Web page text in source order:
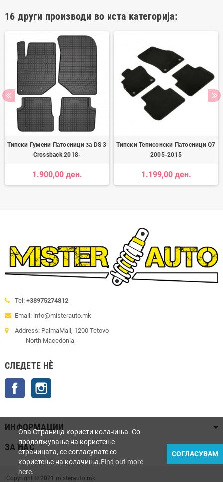
16 други производи во иста категорија:
Типски Гумени Патосници за DS 3
Crossback 2018-
1.900,00 ден.
Типски Теписонски Патосници Q7
2005-2015
1.199,00 ден.
Tel: +38975274812
Email: info@misterauto.mk
Address: PalmaMall, 1200 Tetovo
North Macedonia
СЛЕДЕТЕ НÈ
Facebook
ИНФОРМАЦИИ
ЗА НАС
Copyright © 2021 misterauto.mk
Ова Страница користи колачиња. Со
продолжување на користење
страницата, се согласувате со
користење на колачиња.Find out more
here.
СОГЛАСУВАМ